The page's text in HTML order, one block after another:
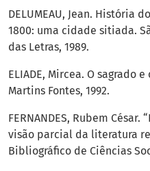
DELUMEAU, Jean. História
1800: uma cidade sitiada.
das Letras, 1989.
ELIADE, Mircea. O sagrado
Martins Fontes, 1992.
FERNANDES, Rubem
visão parcial da literatura
Bibliográfico de Ciências